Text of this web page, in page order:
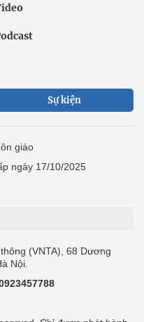
Sự kiện
giáo
ngày 17/10/2025
(VNTA), 68 Dương
Nội.